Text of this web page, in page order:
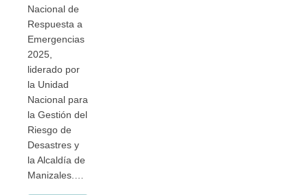
Nacional de
Respuesta a
Emergencias
2025,
liderado por
la Unidad
Nacional para
la Gestión del
Riesgo de
Desastres y
la Alcaldía de
Manizales.…